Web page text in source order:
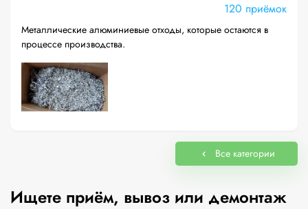
120 приёмок
Металлические алюминиевые отходы, которые остаются в
процессе производства.
Все категории
Ищете приём, вывоз или демонтаж